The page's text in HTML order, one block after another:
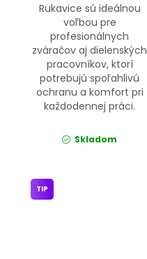
Rukavice sú ideálnou
voľbou pre
profesionálnych
zváračov aj dielenských
pracovníkov, ktorí
potrebujú spoľahlivú
ochranu a komfort pri
každodennej práci.
Skladom
TIP